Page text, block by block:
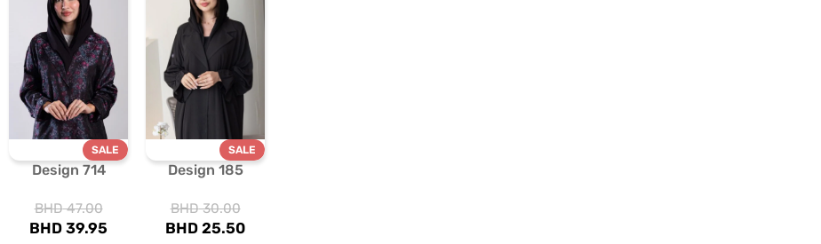
SALE
Design 185
BHD30.00
BHD 25.50
SALE
Design 714
BHD47.00
BHD 39.95